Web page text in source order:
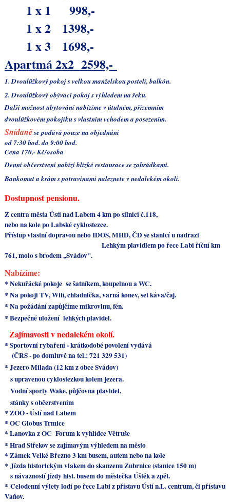
1 x 1 998,-
1 x 2 1398,-
1 x 3 1698,-
Apartmá 2x2 2598,-
1. Dvoulůžkový pokoj s velkou manželskou postelí, balkón.
2. Dvoulůžkový obývací pokojs výhledem na řeku.
Další možnost ubytování nabízímev útulném, přízemním
dvoulůžkovém pokojíku s vlastním vchodem a posezením.
Snídaněse podává pouze na objednání
od 7:30 hod. do 9:00 hod.
Cena 170,- Kč/osoba
Denní občerstvení nabízí blízké restaurace se zahrádkami.
Bankomat a krám s potravinami naleznete v nedalekém okolí.
Dostupnost pensionu.
Z centra města Ústí nad Labem 4 km po silnici č.118,
nebo na kole po Labské cyklostezce.
Přístup vlastní dopravou nebo IDOS, MHD, ČD se stanicí u nadrazi
Lehkýmplavidlem po řece Labi říční km
761, molo s brodem ,,Svádov".
Nabízíme:
* Nekuřácké pokoje se šatníkem, koupelnou a WC.
* Na pokoji TV,Wifi, chladnička, varná konev, set káva/čaj.
* Na požádání zapůjčíme mikrovlnu, fén.
* Bezpečné uložení lehkých plavidel.
Zajímavosti v nedalekém okolí.
* Sportovní rybaření - krátkodobé povolení vydává
(ČRS - po domluvě na tel.: 721 329 531)
* Jezero Milada (12 km z obce Svádov)
s upravenou cyklostezkou kolem jezera.
Vodní sporty Wake, půjčovna plavidel,
stánky s občerstvením
* ZOO - Ústí nad Labem
* OC Globus Trmice
* Lanovka z OC Forum k vyhlídce Větruše
* Hrad Střekov se zajímavým výhledem na město
* Zámek Velké Březno 3 km busem, autem nebo na kole
* Jízda historickým vlakem do skanzenu Zubrnice (stanice 150 m)
s návazností jízdy hist. busem do městečka Úštěk a zpět.
* Celodenní výlety lodí po řece Labi z přístavu Ústí n.L.centrum, či přístavu
Vaňov.